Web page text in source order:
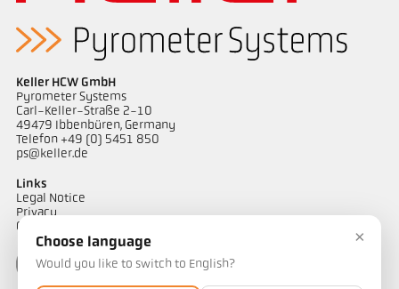
Keller HCW GmbH
Pyrometer Systems
Carl-Keller-Straße 2-10
49479 Ibbenbüren, Germany
Telefon +49 (0) 5451 850
ps@keller.de
Links
Legal Notice
Privacy
GTC
×
Choose language
Would you like to switch to English?